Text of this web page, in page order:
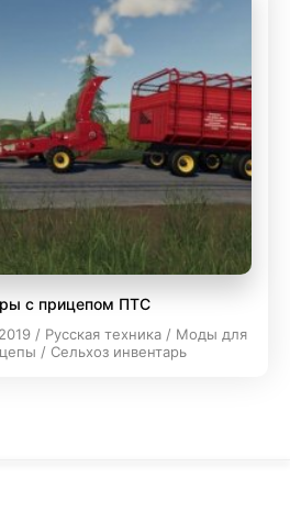
с прицепом ПТС
/ Русская техника / Моды для
/ Сельхоз инвентарь